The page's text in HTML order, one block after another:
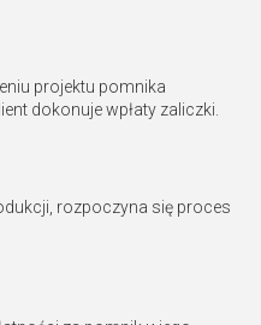
projektu pomnika
dokonuje wpłaty zaliczki.
rozpoczyna się proces